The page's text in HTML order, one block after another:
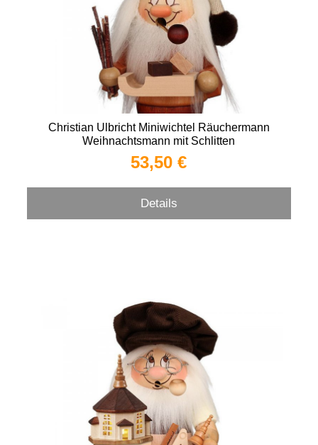
Christian Ulbricht Miniwichtel Räuchermann
Weihnachtsmann mit Schlitten
53,50 €
Details